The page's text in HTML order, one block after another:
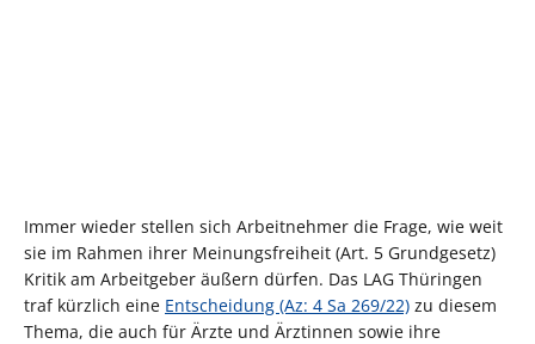
Immer wieder stellen sich Arbeitnehmer die Frage, wie weit
sie im Rahmen ihrer Meinungsfreiheit (Art. 5 Grundgesetz)
Kritik am Arbeitgeber äußern dürfen. Das LAG Thüringen
traf kürzlich eine Entscheidung (Az: 4 Sa 269/22) zu diesem
Thema, die auch für Ärzte und Ärztinnen sowie ihre